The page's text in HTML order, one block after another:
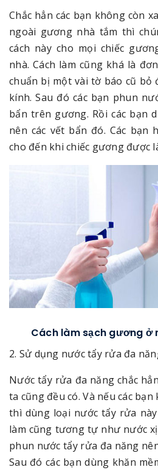
Chắc hẳn các bạn không còn
ngoài gương nhà tắm thì
cách này cho mọi chiếc
nhà. Cách làm cũng khá là
chuẩn bị một vài tờ báo cũ bỏ
kính. Sau đó các bạn phun
bẩn trên gương. Rồi các bạn
nên các vết bẩn đó. Các bạn
cho đến khi chiếc gương được
Cách làm sạch gương ở
2. Sử dụng nước tẩy rửa đa
Nước tẩy rửa đa năng chắc
ta cũng đều có. Và nếu các
thì dùng loại nước tẩy rửa
làm cũng tương tự như nước
phun nước tẩy rửa đa năng
Sau đó các bạn dùng khăn